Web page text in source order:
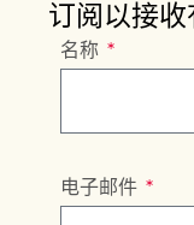
订阅以接
名称
电子邮件